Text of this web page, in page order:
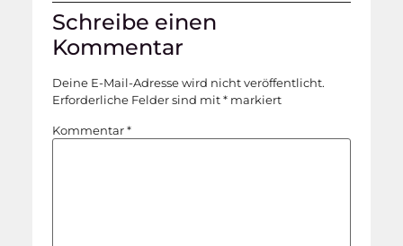
Schreibe einen
Kommentar
Deine E-Mail-Adresse wird nicht veröffentlicht.
Erforderliche Felder sind mit* markiert
Kommentar*